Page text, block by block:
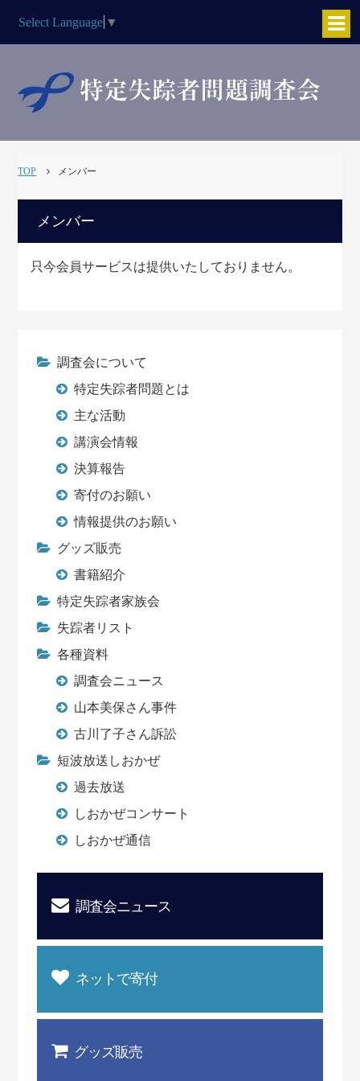
Select Language ▼
TOP メンバー
メンバー
只今会員サービスは提供いたしておりません。
調査会について
特定失踪者問題とは
主な活動
講演会情報
決算報告
寄付のお願い
情報提供のお願い
グッズ販売
書籍紹介
特定失踪者家族会
失踪者リスト
各種資料
調査会ニュース
山本美保さん事件
古川了子さん訴訟
短波放送しおかぜ
過去放送
しおかぜコンサート
しおかぜ通信
調査会ニュース
ネットで寄付
グッズ販売